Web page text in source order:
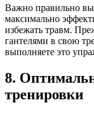
Важно правильно
максимально
избежать травм.
гантелями в свою
выполняете это
8.
тренировки